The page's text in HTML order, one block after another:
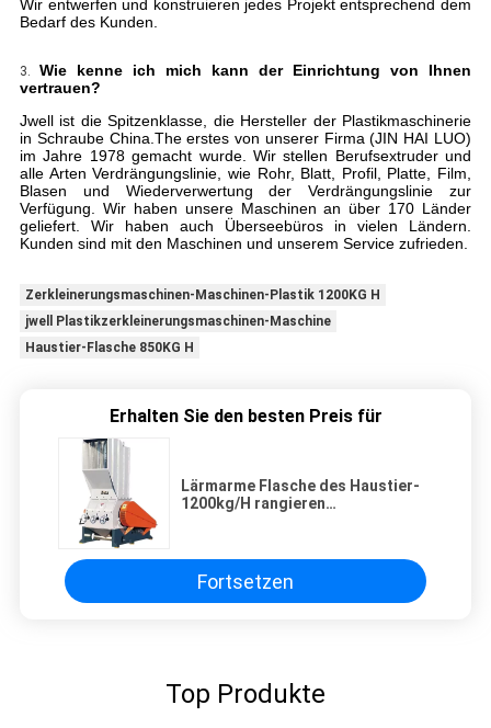
Wir entwerfen und konstruieren jedes Projekt entsprechend dem
Bedarf des Kunden.
3. Wie kenne ich mich kann der Einrichtung von Ihnen
vertrauen?
Jwell ist die Spitzenklasse, die Hersteller der Plastikmaschinerie
in Schraube China.The erstes von unserer Firma (JIN HAI LUO)
im Jahre 1978 gemacht wurde. Wir stellen Berufsextruder und
alle Arten Verdrängungslinie, wie Rohr, Blatt, Profil, Platte, Film,
Blasen und Wiederverwertung der Verdrängungslinie zur
Verfügung. Wir haben unsere Maschinen an über 170 Länder
geliefert. Wir haben auch Überseebüros in vielen Ländern.
Kunden sind mit den Maschinen und unserem Service zufrieden.
Zerkleinerungsmaschinen-Maschinen-Plastik 1200KG H
jwell Plastikzerkleinerungsmaschinen-Maschine
Haustier-Flasche 850KG H
Erhalten Sie den besten Preis für
Lärmarme Flasche des Haustier-
1200kg/H rangieren
Maschine aus
Fortsetzen
Top Produkte